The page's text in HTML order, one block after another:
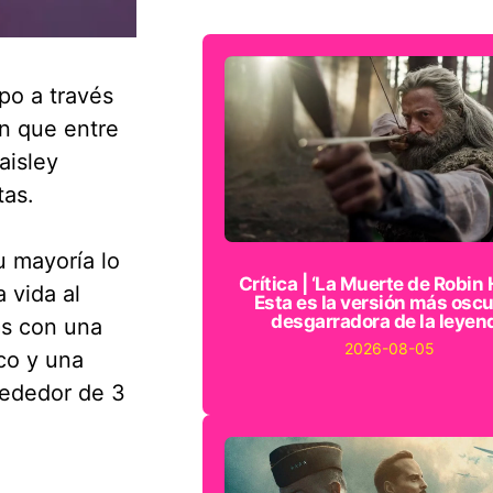
a través
que entre
mayoría lo
vida al
con una
y una
de 3
Crítica | ‘La Muerte de Robin
Esta es la versión más
desgarradora de la
2026-08-05